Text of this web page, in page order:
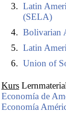
Latin
(SELA)
Bolivarian
Latin
Union of
Kurs
Economía de
Economía